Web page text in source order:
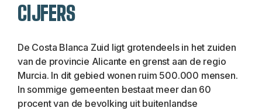
CIJFERS
De Costa Blanca Zuid ligt grotendeels in het zuiden
van de provincie Alicante en grenst aan de regio
Murcia. In dit gebied wonen ruim 500.000 mensen.
In sommige gemeenten bestaat meer dan 60
procent van de bevolking uit buitenlandse